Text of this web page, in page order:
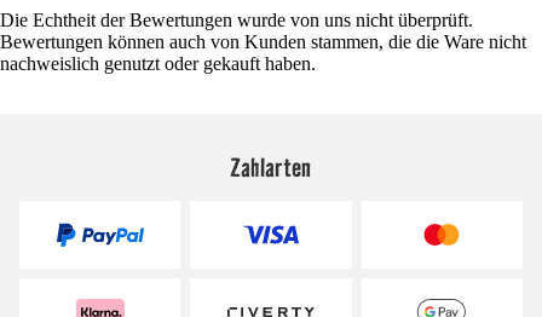
Die Echtheit der Bewertungen wurde von uns nicht überprüft.
Bewertungen können auch von Kunden stammen, die die Ware nicht
nachweislich genutzt oder gekauft haben.
Zahlarten